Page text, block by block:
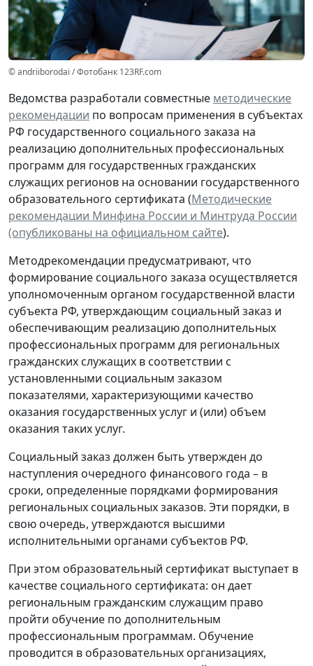
© andriiborodai / Фотобанк 123RF.com
Ведомства разработали совместные методические
рекомендации по вопросам применения в субъектах
РФ государственного социального заказа на
реализацию дополнительных профессиональных
программ для государственных гражданских
служащих регионов на основании государственного
образовательного сертификата (Методические
рекомендации Минфина России и Минтруда России
(опубликованы на официальном сайте).
Методрекомендации предусматривают, что
формирование социального заказа осуществляется
уполномоченным органом государственной власти
субъекта РФ, утверждающим социальный заказ и
обеспечивающим реализацию дополнительных
профессиональных программ для региональных
гражданских служащих в соответствии с
установленными социальным заказом
показателями, характеризующими качество
оказания государственных услуг и (или) объем
оказания таких услуг.
Социальный заказ должен быть утвержден до
наступления очередного финансового года – в
сроки, определенные порядками формирования
региональных социальных заказов. Эти порядки, в
свою очередь, утверждаются высшими
исполнительными органами субъектов РФ.
При этом образовательный сертификат выступает в
качестве социального сертификата: он дает
региональным гражданским служащим право
пройти обучение по дополнительным
профессиональным программам. Обучение
проводится в образовательных организациях,